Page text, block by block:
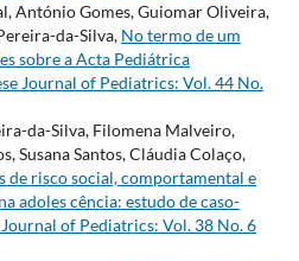
António Gomes, Guiomar Oliveira,
da-Silva, No termo de um
sobre a Acta Pediátrica
Journal of Pediatrics: Vol. 44 No.
da-Silva, Filomena Malveiro,
Susana Santos, Cláudia Colaço,
de risco social, comportamental e
adoles cência: estudo de caso-
of Pediatrics: Vol. 38 No. 6